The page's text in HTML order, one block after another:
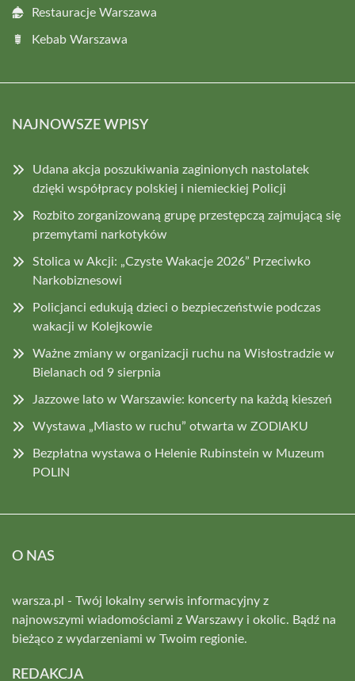
Restauracje Warszawa
Kebab Warszawa
NAJNOWSZE WPISY
Udana akcja poszukiwania zaginionych nastolatek
dzięki współpracy polskiej i niemieckiej Policji
Rozbito zorganizowaną grupę przestępczą zajmującą się
przemytami narkotyków
Stolica w Akcji: „Czyste Wakacje 2026” Przeciwko
Narkobiznesowi
Policjanci edukują dzieci o bezpieczeństwie podczas
wakacji w Kolejkowie
Ważne zmiany w organizacji ruchu na Wisłostradzie w
Bielanach od 9 sierpnia
Jazzowe lato w Warszawie: koncerty na każdą kieszeń
Wystawa „Miasto w ruchu” otwarta w ZODIAKU
Bezpłatna wystawa o Helenie Rubinstein w Muzeum
POLIN
O NAS
warsza.pl - Twój lokalny serwis informacyjny z
najnowszymi wiadomościami z Warszawy i okolic. Bądź na
bieżąco z wydarzeniami w Twoim regionie.
REDAKCJA